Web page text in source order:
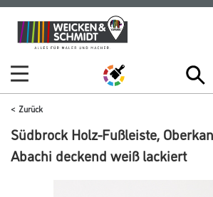
Zum
Inhalt
Zum
Navigationsmenü
Zurück
Südbrock Holz-Fußleiste,
Abachi deckend weiß lackiert